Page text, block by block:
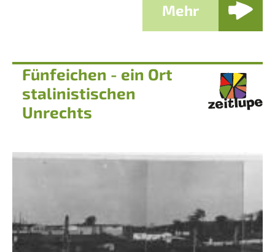
Mehr
Fünfeichen - ein Ort
stalinistischen
Unrechts